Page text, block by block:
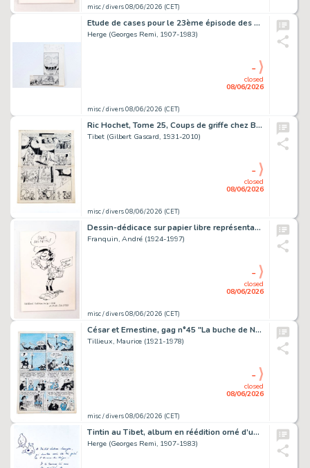
misc / divers 08/06/2026 (CET)
Etude de cases pour le 23ème épisode des aventures de Tintin,…
Herge (Georges Remi, 1907-1983)
misc / divers 08/06/2026 (CET)
closed
08/06/2026
-
Ric Hochet, Tome 25, Coups de griffe chez Bouglione, planche 25.
Tibet (Gilbert Gascard, 1931-2010)
misc / divers 08/06/2026 (CET)
closed
08/06/2026
-
Dessin-dédicace sur papier libre représentant Gaston. Encre de…
Franquin, André (1924-1997)
misc / divers 08/06/2026 (CET)
closed
08/06/2026
-
César et Ernestine, gag n°45 "La buche de Noël"
Tillieux, Maurice (1921-1978)
misc / divers 08/06/2026 (CET)
closed
08/06/2026
-
Tintin au Tibet, album en réédition orné d’un dessin-dédicace…
Herge (Georges Remi, 1907-1983)